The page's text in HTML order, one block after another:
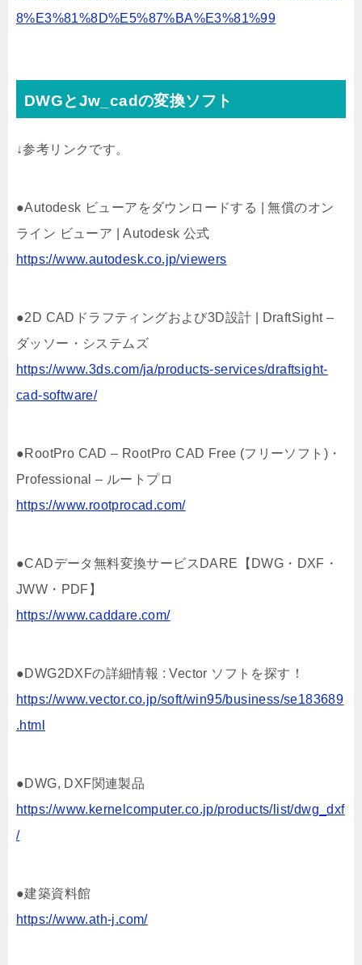
8%E3%81%8D%E5%87%BA%E3%81%99
DWGとJw_cadの変換ソフト
↓参考リンクです。
●Autodesk ビューアをダウンロードする | 無償のオン
ライン ビューア | Autodesk 公式
https://www.autodesk.co.jp/viewers
●2D CADドラフティングおよび3D設計 | DraftSight –
ダッソー・システムズ
https://www.3ds.com/ja/products-services/draftsight-
cad-software/
●RootPro CAD – RootPro CAD Free (フリーソフト)・
Professional – ルートプロ
https://www.rootprocad.com/
●CADデータ無料変換サービスDARE【DWG・DXF・
JWW・PDF】
https://www.caddare.com/
●DWG2DXFの詳細情報 : Vector ソフトを探す！
https://www.vector.co.jp/soft/win95/business/se183689
.html
●DWG, DXF関連製品
https://www.kernelcomputer.co.jp/products/list/dwg_dxf
/
●建築資料館
https://www.ath-j.com/